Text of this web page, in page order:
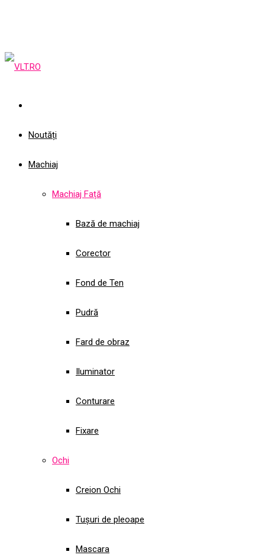
Noutăți
Machiaj
Machiaj Față
Bază de machiaj
Corector
Fond de Ten
Pudră
Fard de obraz
Iluminator
Conturare
Fixare
Ochi
Creion Ochi
Tușuri de pleoape
Mascara